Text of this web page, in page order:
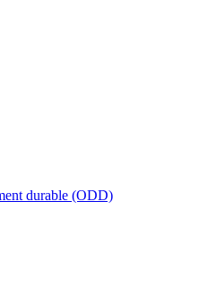
durable (ODD)